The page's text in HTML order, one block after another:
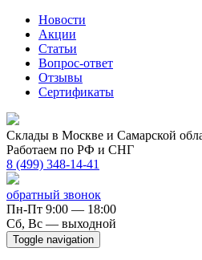
Новости
Акции
Статьи
Вопрос-ответ
Отзывы
Сертификаты
Склады в Москве и Самарской
Работаем по РФ и СНГ
8 (499) 348-14-41
обратный звонок
Пн-Пт 9:00 — 18:00
Сб, Вс — выходной
Toggle navigation